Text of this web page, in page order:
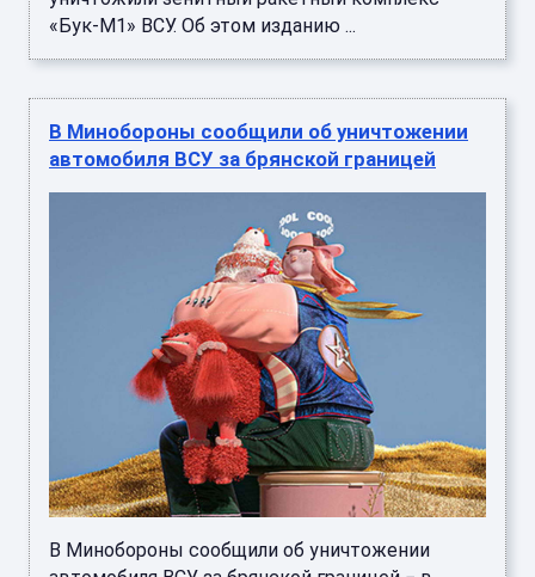
«Бук-М1» ВСУ. Об этом изданию ...
В Минобороны сообщили об уничтожении
автомобиля ВСУ за брянской границей
В Минобороны сообщили об уничтожении